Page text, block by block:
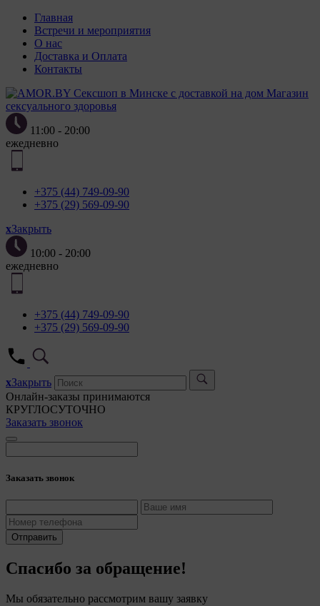
Главная
Встречи и мероприятия
О нас
Доставка и Оплата
Контакты
Магазин
сексуального здоровья
11:00 - 20:00
ежедневно
+375 (44) 749-09-90
+375 (29) 569-09-90
xЗакрыть
10:00 - 20:00
ежедневно
+375 (44) 749-09-90
+375 (29) 569-09-90
xЗакрыть
Онлайн-заказы принимаются
КРУГЛОСУТОЧНО
Заказать звонок
Заказать звонок
Отправить
Спасибо за обращение!
Мы обязательно рассмотрим вашу заявку